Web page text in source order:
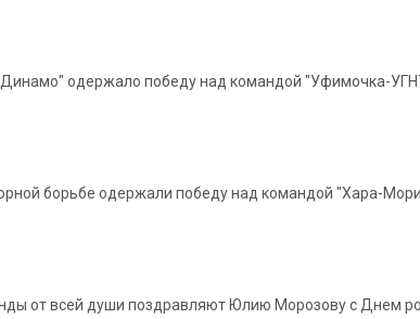
одержало победу над командой "Уфимочка-
борьбе одержали победу над командой "Хара-
от всей души поздравляют Юлию Морозову с Днем